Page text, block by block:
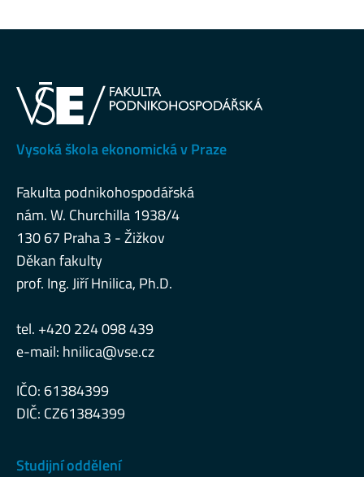
Vysoká škola ekonomická v Praze
Fakulta podnikohospodářská
nám. W. Churchilla 1938/4
130 67 Praha 3 - Žižkov
Děkan fakulty
prof. Ing. Jiří Hnilica, Ph.D.
tel. +420 224 098 439
e-mail: hnilica@vse.cz
IČO: 61384399
DIČ: CZ61384399
Studijní oddělení